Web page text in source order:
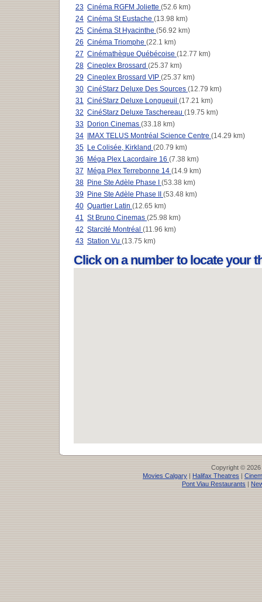
23 Cinéma RGFM Joliette (52.6 km)
24 Cinéma St Eustache (13.98 km)
25 Cinéma St Hyacinthe (56.92 km)
26 Cinéma Triomphe (22.1 km)
27 Cinémathèque Québécoise (12.77 km)
28 Cineplex Brossard (25.37 km)
29 Cineplex Brossard VIP (25.37 km)
30 CinéStarz Deluxe Des Sources (12.79 km)
31
CinéStarz Deluxe Longueuil (17.21 km)
32 CinéStarz Deluxe Taschereau (19.75 km)
33 Dorion Cinemas (33.18 km)
34 IMAX TELUS Montréal Science Centre (14.29 km)
35 Le Colisée, Kirkland (20.79 km)
36 Méga Plex Lacordaire 16 (7.38 km)
37 Méga Plex Terrebonne 14 (14.9 km)
38 Pine Ste Adèle Phase I (53.38 km)
39 Pine Ste Adèle Phase II (53.48 km)
40 Quartier Latin (12.65 km)
41
St Bruno Cinemas (25.98 km)
42 Starcité Montréal (11.96 km)
43 Station Vu (13.75 km)
Click on a number to locate your
Copyright © 2026
Movies Calgary | Halifax Theatres |
Pont Viau Restaurants |